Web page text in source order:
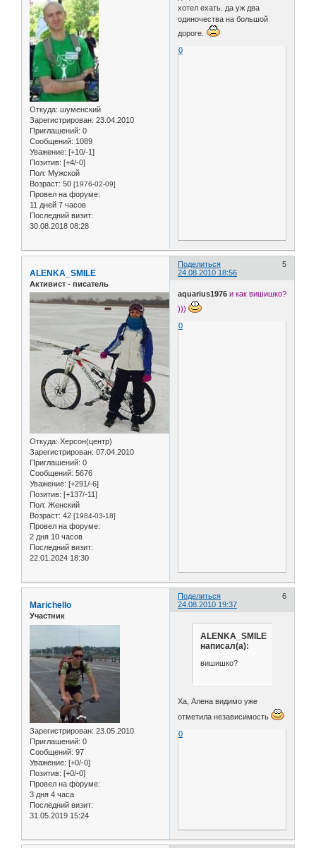
Откуда: шуменский
Зарегистрирован: 23.04.2010
Приглашений: 0
Сообщений: 1089
Уважение: [+10/-1]
Позитив: [+4/-0]
Пол: Мужской
Возраст: 50 [1976-02-09]
Провел на форуме:
11 дней 7 часов
Последний визит:
30.08.2018 08:28
хотел ехать. да уж два
одиночества на большой
дороге.
0
Поделиться
5
24.08.2010 18:56
ALENKA_SMILE
Активист - писатель
Откуда: Херсон(центр)
Зарегистрирован: 07.04.2010
Приглашений: 0
Сообщений: 5676
Уважение: [+291/-6]
Позитив: [+137/-11]
Пол: Женский
Возраст: 42 [1984-03-18]
Провел на форуме:
2 дня 10 часов
Последний визит:
22.01.2024 18:30
aquarius1976 и как вишишко?
)))
0
Поделиться
6
24.08.2010 19:37
Marichello
Участник
Зарегистрирован: 23.05.2010
Приглашений: 0
Сообщений: 97
Уважение: [+0/-0]
Позитив: [+0/-0]
Провел на форуме:
3 дня 4 часа
Последний визит:
31.05.2019 15:24
ALENKA_SMILE
написал(а):
вишишко?
Ха, Алена видимо уже
отметила независимость
0